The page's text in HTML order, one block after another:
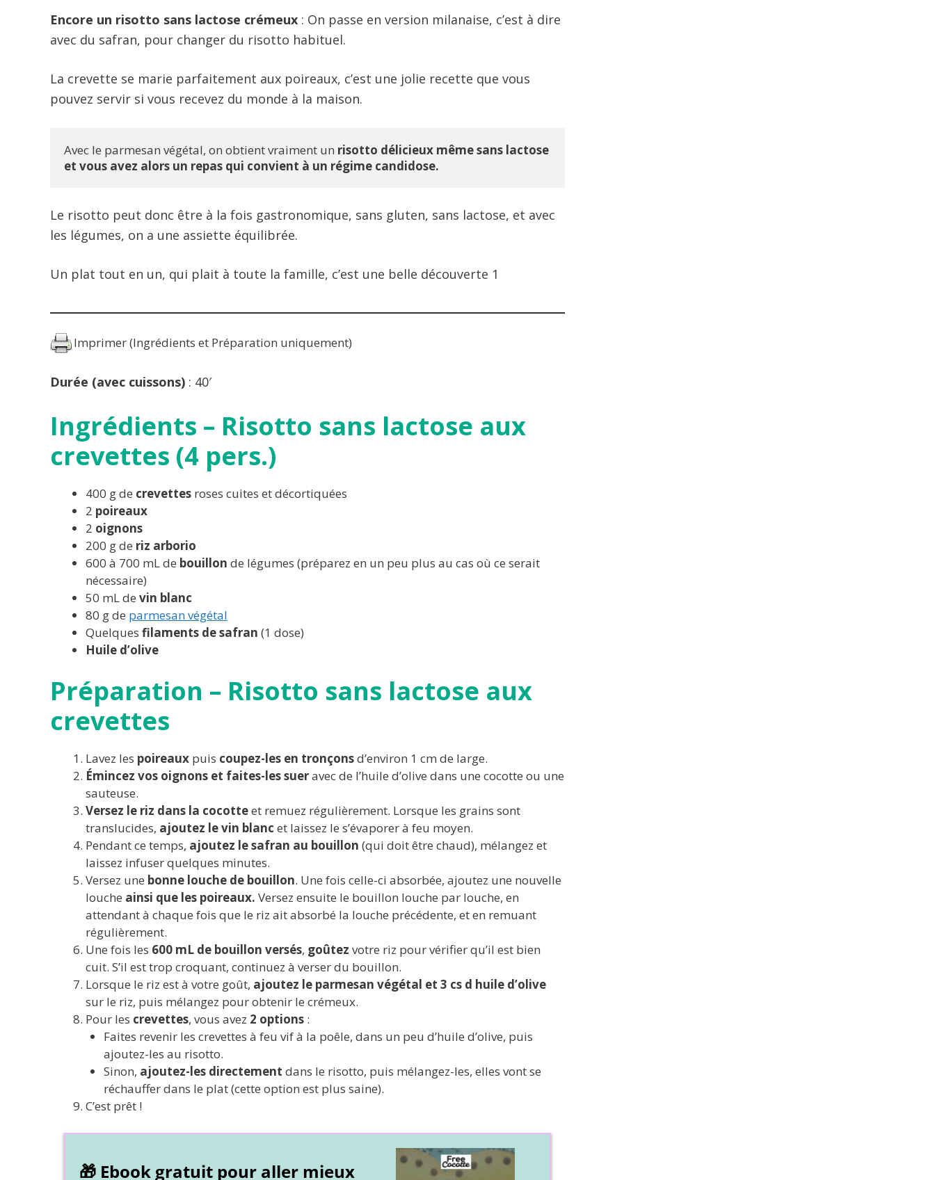
Encore un risotto sans lactose crémeux : On passe en version milanaise, c’est à dire
avec du safran, pour changer du risotto habituel.
La crevette se marie parfaitement aux poireaux, c’est une jolie recette que vous
pouvez servir si vous recevez du monde à la maison.
Avec le parmesan végétal, on obtient vraiment un risotto délicieux même sans lactose
et vous avez alors un repas qui convient à un régime candidose.
Le risotto peut donc être à la fois gastronomique, sans gluten, sans lactose, et avec
les légumes, on a une assiette équilibrée.
Un plat tout en un, qui plait à toute la famille, c’est une belle découverte 1
Imprimer (Ingrédients et Préparation uniquement)
Durée (avec cuissons) : 40′
Ingrédients – Risotto sans lactose aux
crevettes (4 pers.)
400 g de crevettes roses cuites et décortiquées
2 poireaux
2 oignons
200 g de riz arborio
600 à 700 mL de bouillon de légumes (préparez en un peu plus au cas où ce serait
nécessaire)
50 mL de vin blanc
80 g de parmesan végétal
Quelques filaments de safran (1 dose)
Huile d’olive
Préparation – Risotto sans lactose aux
crevettes
Lavez les poireaux puis coupez-les en tronçonsd’environ 1 cm de large.
Émincez vos oignons et faites-les sueravec de l’huile d’olive dans une cocotte ou une
sauteuse.
Versez le riz dans la cocotteet remuez régulièrement. Lorsque les grains sont
translucides, ajoutez le vin blanc et laissez le s’évaporer à feu moyen.
Pendant ce temps, ajoutez le safran au bouillon (qui doit être chaud), mélangez et
laissez infuser quelques minutes.
Versez une bonne louche de bouillon. Une fois celle-ci absorbée, ajoutez une nouvelle
louche ainsi que les poireaux. Versez ensuite le bouillon louche par louche, en
attendant à chaque fois que le riz ait absorbé la louche précédente, et en remuant
régulièrement.
Une fois les 600 mL de bouillon versés, goûtez votre riz pour vérifier qu’il est bien
cuit. S’il est trop croquant, continuez à verser du bouillon.
Lorsque le riz est à votre goût, ajoutez le parmesan végétal et 3 cs d huile d’olive
sur le riz, puis mélangez pour obtenir le crémeux.
Pour les crevettes, vous avez 2 options :
Faites revenir les crevettes à feu vif à la poêle, dans un peu d’huile d’olive, puis
ajoutez-les au risotto.
Sinon, ajoutez-les directement dans le risotto, puis mélangez-les, elles vont se
réchauffer dans le plat (cette option est plus saine).
C’est prêt !